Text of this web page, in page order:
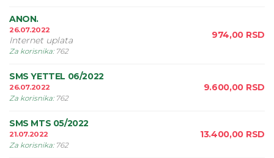
ANON.
26.07.2022
Internet uplata
Za korisnika: 762
974,00 RSD
SMS YETTEL 06/2022
26.07.2022
Za korisnika: 762
9.600,00 RSD
SMS MTS 05/2022
21.07.2022
Za korisnika: 762
13.400,00 RSD